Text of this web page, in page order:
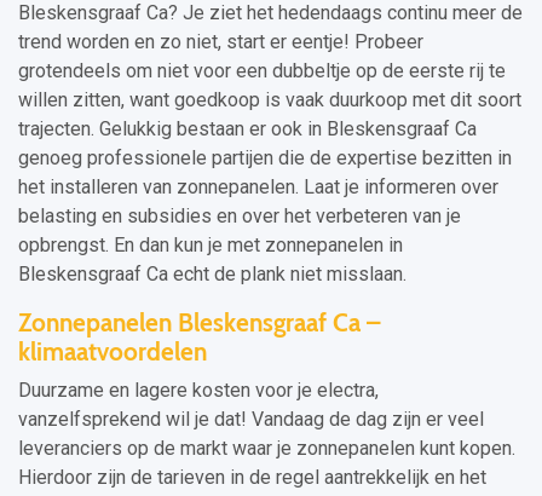
Bleskensgraaf Ca? Je ziet het hedendaags continu meer de
trend worden en zo niet, start er eentje! Probeer
grotendeels om niet voor een dubbeltje op de eerste rij te
willen zitten, want goedkoop is vaak duurkoop met dit soort
trajecten. Gelukkig bestaan er ook in Bleskensgraaf Ca
genoeg professionele partijen die de expertise bezitten in
het installeren van zonnepanelen. Laat je informeren over
belasting en subsidies en over het verbeteren van je
opbrengst. En dan kun je met zonnepanelen in
Bleskensgraaf Ca echt de plank niet misslaan.
Zonnepanelen Bleskensgraaf Ca –
klimaatvoordelen
Duurzame en lagere kosten voor je electra,
vanzelfsprekend wil je dat! Vandaag de dag zijn er veel
leveranciers op de markt waar je zonnepanelen kunt kopen.
Hierdoor zijn de tarieven in de regel aantrekkelijk en het